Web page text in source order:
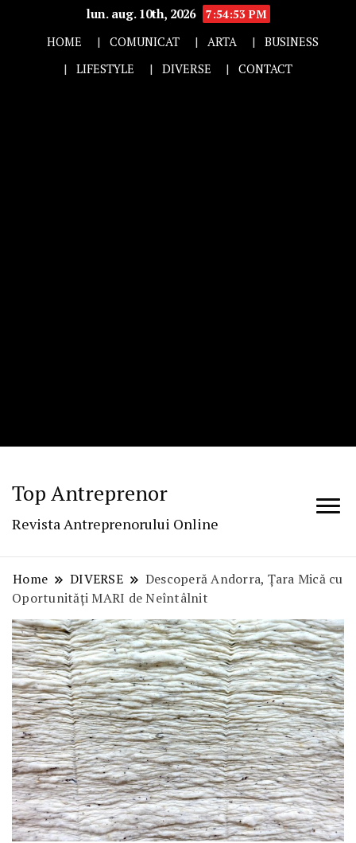
lun. aug. 10th, 2026
7:54:54 PM
HOME
COMUNICAT ARTA
BUSINESS
LIFESTYLE
DIVERSE CONTACT
Top Antreprenor
Revista Antreprenorului Online
Home DIVERSE
Descoperă Andorra, Țara Mică cu
Oportunități MARI de Neîntâlnit